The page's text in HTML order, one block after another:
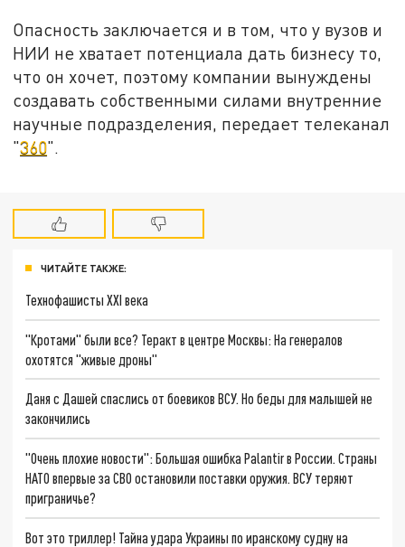
Опасность заключается и в том, что у вузов и
НИИ не хватает потенциала дать бизнесу то,
что он хочет, поэтому компании вынуждены
создавать собственными силами внутренние
научные подразделения, передает телеканал
"360".
ЧИТАЙТЕ ТАКЖЕ:
Технофашисты XXI века
"Кротами" были все? Теракт в центре Москвы: На генералов
охотятся "живые дроны"
Даня с Дашей спаслись от боевиков ВСУ. Но беды для малышей не
закончились
"Очень плохие новости": Большая ошибка Palantir в России. Страны
НАТО впервые за СВО остановили поставки оружия. ВСУ теряют
приграничье?
Вот это триллер! Тайна удара Украины по иранскому судну на